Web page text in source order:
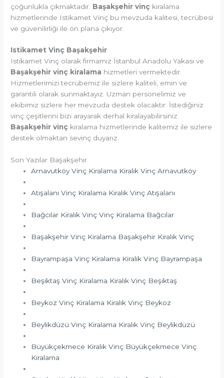
çoğunlukla çıkmaktadır. Başakşehir vinç kiralama
hizmetlerinde Istikamet Vinç bu mevzuda kalitesi, tecrübesi
ve güvenilirliği ile ön plana çıkıyor.
Istikamet Vinç Başakşehir
Istikamet Vinç olarak firmamız İstanbul Anadolu Yakası ve
Başakşehir vinç kiralama hizmetleri vermektedir.
Hizmetlerimizi tecrübemiz ile sizlere kaliteli, emin ve
garantili olarak sunmaktayız. Uzman personelimiz ve
ekibimiz sizlere her mevzuda destek olacaktır. İstediğiniz
vinç çeşitlerini bizi arayarak derhal kiralayabilirsiniz.
Başakşehir vinç kiralama hizmetlerinde kalitemiz ile sizlere
destek olmaktan sevinç duyarız.
Son Yazılar Başakşehir
Arnavutköy Vinç Kiralama Kiralık Vinç Arnavutköy
Atışalanı Vinç Kiralama Kiralık Vinç Atışalanı
Bağcılar Kiralık Vinç Vinç Kiralama Bağcılar
Başakşehir Vinç Kiralama Başakşehir Kiralık Vinç
Bayrampaşa Vinç Kiralama Kiralık Vinç Bayrampaşa
Beşiktaş Vinç Kiralama Kiralık Vinç Beşiktaş
Beykoz Vinç Kiralama Kiralık Vinç Beykoz
Beylikdüzü Vinç Kiralama Kiralık Vinç Beylikdüzü
Büyükçekmece Kiralık Vinç Büyükçekmece Vinç
Kiralama